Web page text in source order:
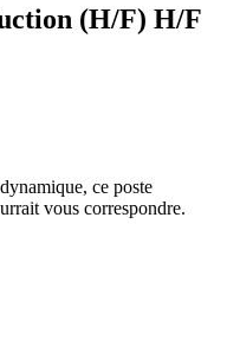
(H/F) H/F
ce poste
vous correspondre.